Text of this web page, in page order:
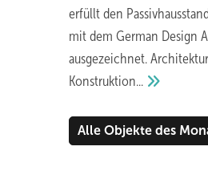
erfüllt den
mit dem German Design
ausgezeichnet.
Konstruktion...
Alle Objekte des